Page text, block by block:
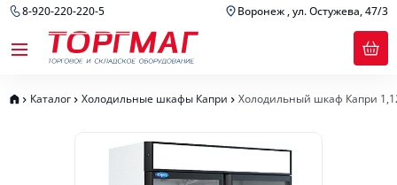
8-920-220-220-5 Воронеж , ул. Остужева, 47/3
Каталог Холодильные шкафы Капри Холодильный шкаф Капри